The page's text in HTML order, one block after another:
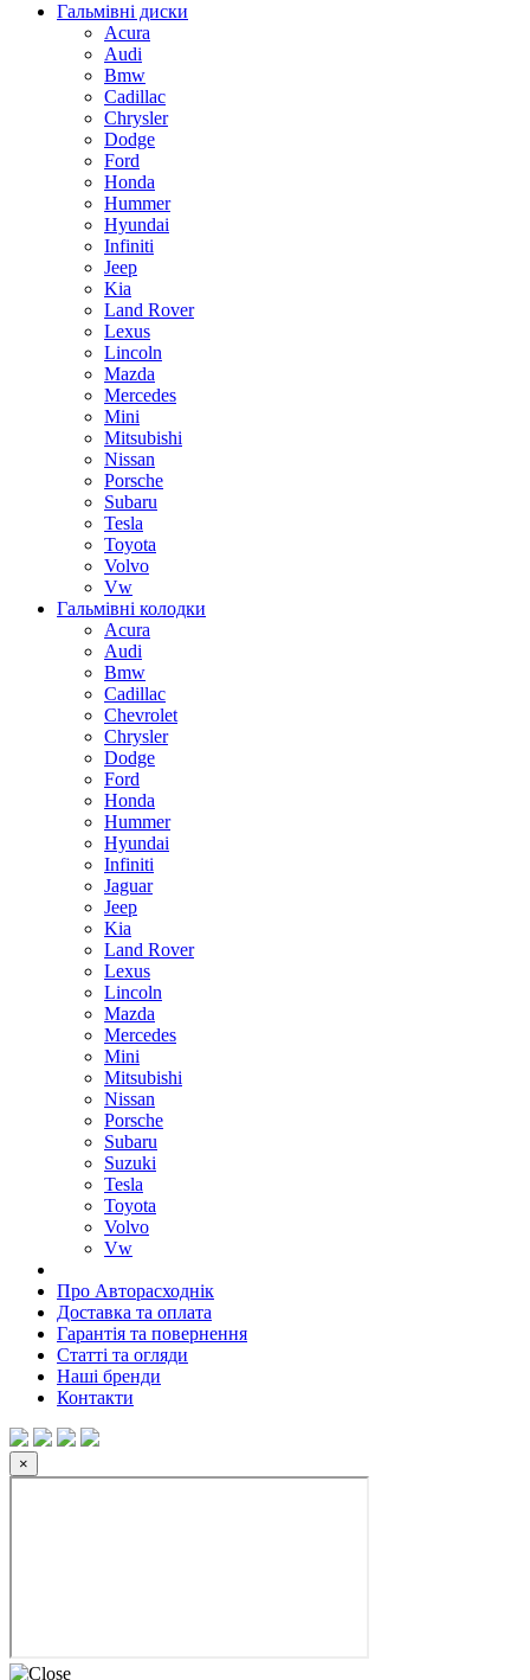
Гальмівні диски
Acura
Audi
Bmw
Cadillac
Chrysler
Dodge
Ford
Honda
Hummer
Hyundai
Infiniti
Jeep
Kia
Land Rover
Lexus
Lincoln
Mazda
Mercedes
Mini
Mitsubishi
Nissan
Porsche
Subaru
Tesla
Toyota
Volvo
Vw
Гальмівні колодки
Acura
Audi
Bmw
Cadillac
Chevrolet
Chrysler
Dodge
Ford
Honda
Hummer
Hyundai
Infiniti
Jaguar
Jeep
Kia
Land Rover
Lexus
Lincoln
Mazda
Mercedes
Mini
Mitsubishi
Nissan
Porsche
Subaru
Suzuki
Tesla
Toyota
Volvo
Vw
Про Авторасходнік
Доставка та оплата
Гарантія та повернення
Статті та огляди
Наші бренди
Контакти
×